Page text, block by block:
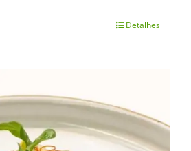
Detalhes